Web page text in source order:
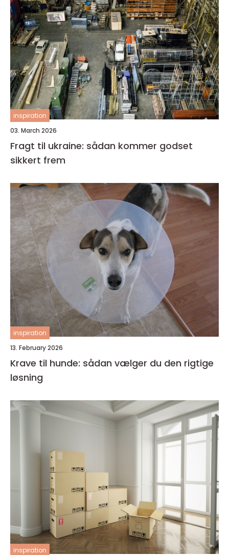
inspiration
03. March 2026
Fragt til ukraine: sådan kommer godset
sikkert frem
inspiration
13. February 2026
Krave til hunde: sådan vælger du den rigtige
løsning
inspiration